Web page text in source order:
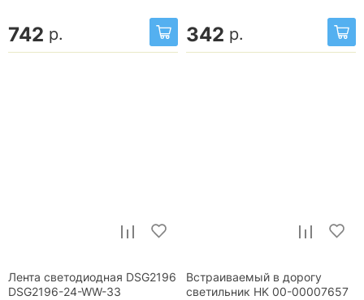
742 р. 342 р.
Лента светодиодная DSG2196
DSG2196-24-WW-33
Встраиваемый в дорогу
светильник HK 00-00007657